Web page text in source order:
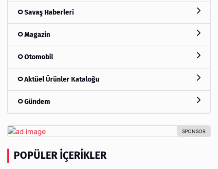
Savaş Haberleri
Magazin
Otomobil
Aktüel Ürünler Kataloğu
Gündem
POPÜLER İÇERIKLER